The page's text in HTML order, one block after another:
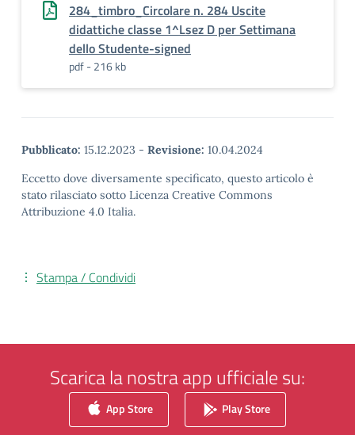
284_timbro_Circolare n. 284 Uscite
didattiche classe 1^Lsez D per Settimana
dello Studente-signed
pdf - 216 kb
Pubblicato: 15.12.2023 - Revisione: 10.04.2024
Eccetto dove diversamente specificato, questo articolo è
stato rilasciato sotto Licenza Creative Commons
Attribuzione 4.0 Italia.
Stampa / Condividi
Scarica la nostra app ufficiale su:
App Store Play Store